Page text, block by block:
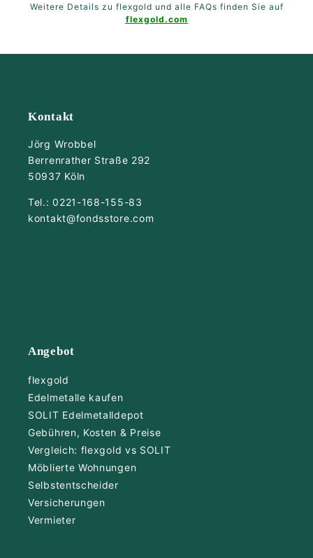
Weitere Details zu flexgold und alle FAQs finden Sie auf
flexgold.com
Kontakt
Jörg Wrobbel
Berrenrather Straße 292
50937 Köln
Tel.: 0221-168-155-83
kontakt@fondsstore.com
Angebot
flexgold
Edelmetalle kaufen
SOLIT Edelmetalldepot
Gebühren, Kosten & Preise
Vergleich: flexgold vs SOLIT
Möblierte Wohnungen
Selbstentscheider
Versicherungen
Vermieter